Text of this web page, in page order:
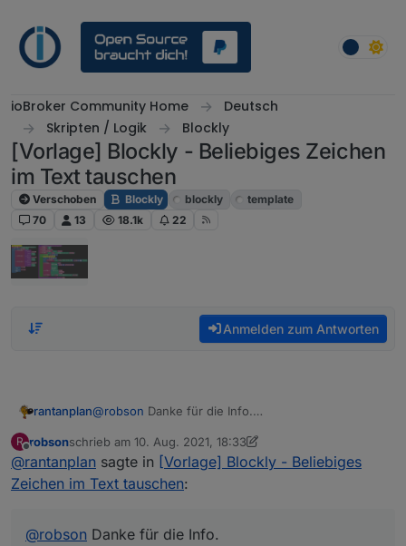
ioBroker Community Home
Deutsch
Skripten / Logik
Blockly
[Vorlage] Blockly - Beliebiges Zeichen
im Text tauschen
Verschoben Blockly blockly
template
70
13 18.1k 22
Anmelden zum Antworten
rantanplan@robson Danke für die Info.
einen Bug gefunden
Habe das Blockly geändert und im ersten Post neu
hinterlegt.
Hier die Änderung.
Grüße
R
Offline
robsonschrieb am 10. Aug. 2021, 18:33
zuletzt editiert von robson 8. Nov. 2021, 08:02
@rantanplan sagte in [Vorlage] Blockly - Beliebiges
Zeichen im Text tauschen:
@robson Danke für die Info.